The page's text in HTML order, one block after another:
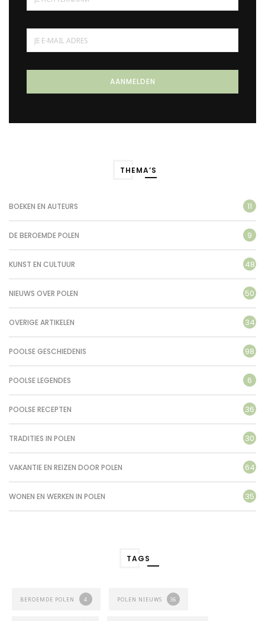
THEMA’S
BOEKEN EN AUTEURS 11
DE BEROEMDE POLEN 9
KUNST EN CULTUUR 48
NIEUWS OVER POLEN 50
OVERIGE ARTIKELEN 34
POOLSE GESCHIEDENIS 98
POOLSE LEGENDES 6
POOLSE RECEPTEN 36
TRADITIES IN POLEN 30
VAKANTIE EN REIZEN DOOR POLEN 64
WONEN EN WERKEN IN POLEN 35
TAGS
BEROEMDE POLEN 4 POLEN NIEUWS 36